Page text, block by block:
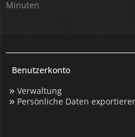
Minuten
Benutzerkonto
Verwaltung
Persönliche Daten